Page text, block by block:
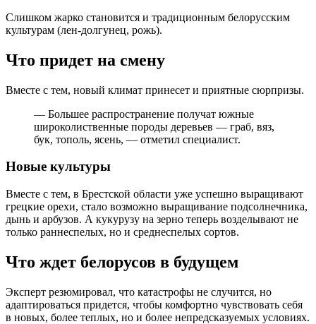
Слишком жарко становится и традиционным белорусским
культурам (лен-долгунец, рожь).
Что придет на смену
Вместе с тем, новый климат принесет и приятные сюрпризы.
— Большее распространение получат южные
широколиственные породы деревьев — граб, вяз,
бук, тополь, ясень, — отметил специалист.
Новые культуры
Вместе с тем, в Брестской области уже успешно выращивают
грецкие орехи, стало возможно выращивание подсолнечника,
дынь и арбузов. А кукурузу на зерно теперь возделывают не
только раннеспелых, но и среднеспелых сортов.
Что ждет белорусов в будущем
Эксперт резюмировал, что катастрофы не случится, но
адаптироваться придется, чтобы комфортно чувствовать себя
в новых, более теплых, но и более непредсказуемых условиях.